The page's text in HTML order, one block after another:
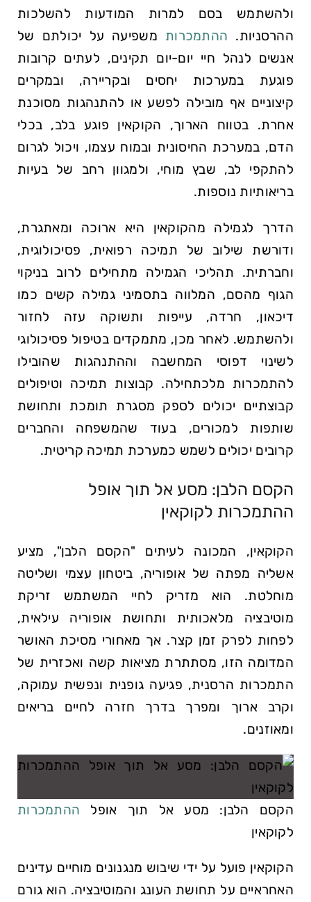
ולהשתמש בסם למרות המודעות להשלכות
ההרסניות. ההתמכרות משפיעה על יכולתם של
אנשים לנהל חיי יום-יום תקינים, לעתים קרובות
פוגעת במערכות יחסים ובקריירה, ובמקרים
קיצוניים אף מובילה לפשע או להתנהגות מסוכנת
אחרת. בטווח הארוך, הקוקאין פוגע בלב, בכלי
הדם, במערכת החיסונית ובמוח עצמו, ויכול לגרום
להתקפי לב, שבץ מוחי, ולמגוון רחב של בעיות
בריאותיות נוספות.
הדרך לגמילה מהקוקאין היא ארוכה ומאתגרת,
ודורשת שילוב של תמיכה רפואית, פסיכולוגית,
וחברתית. תהליכי הגמילה מתחילים לרוב בניקוי
הגוף מהסם, המלווה בתסמיני גמילה קשים כמו
דיכאון, חרדה, עייפות ותשוקה עזה לחזור
ולהשתמש. לאחר מכן, מתמקדים בטיפול פסיכולוגי
לשינוי דפוסי המחשבה וההתנהגות שהובילו
להתמכרות מלכתחילה. קבוצות תמיכה וטיפולים
קבוצתיים יכולים לספק מסגרת תומכת ותחושת
שותפות למכורים, בעוד שהמשפחה והחברים
קרובים יכולים לשמש כמערכת תמיכה קריטית.
הקסם הלבן: מסע אל תוך אופל
ההתמכרות לקוקאין
הקוקאין, המכונה לעיתים "הקסם הלבן", מציע
אשליה מפתה של אופוריה, ביטחון עצמי ושליטה
מוחלטת. הוא מזריק לחיי המשתמש זריקת
מוטיבציה מלאכותית ותחושת אופוריה עילאית,
לפחות לפרק זמן קצר. אך מאחורי מסיכת האושר
המדומה הזו, מסתתרת מציאות קשה ואכזרית של
התמכרות הרסנית, פגיעה גופנית ונפשית עמוקה,
וקרב ארוך ומפרך בדרך חזרה לחיים בריאים
ומאוזנים.
הקסם הלבן: מסע אל תוך אופל ההתמכרות
לקוקאין
הקוקאין פועל על ידי שיבוש מנגנונים מוחיים עדינים
האחראיים על תחושת העונג והמוטיבציה. הוא גורם